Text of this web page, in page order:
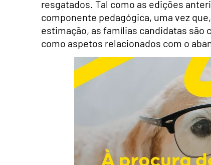
resgatados. Tal como as edições
componente pedagógica, uma vez
estimação, as famílias candidatas são
como aspetos relacionados com o